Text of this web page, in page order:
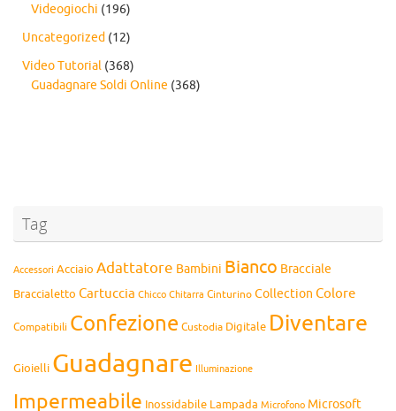
Videogiochi (196)
Uncategorized (12)
Video Tutorial (368)
Guadagnare Soldi Online (368)
Tag
Accessori Acciaio Adattatore Bambini Bianco Bracciale
Braccialetto Cartuccia Chicco Chitarra Cinturino Collection Colore
Compatibili Confezione Custodia Digitale Diventare
Gioielli Guadagnare Illuminazione
Impermeabile Inossidabile Lampada Microfono Microsoft